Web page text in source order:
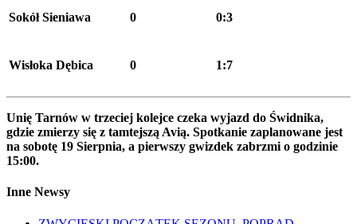
Sokół Sieniawa 0 0:3
Wisłoka Dębica 0 1:7
Unię Tarnów w trzeciej kolejce czeka wyjazd do Świdnika,
gdzie zmierzy się z tamtejszą Avią. Spotkanie zaplanowane jest
na sobotę 19 Sierpnia, a pierwszy gwizdek zabrzmi o godzinie
15:00.
Inne Newsy